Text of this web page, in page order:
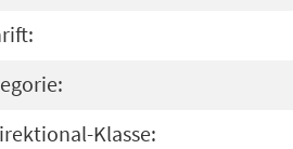
Klasse: